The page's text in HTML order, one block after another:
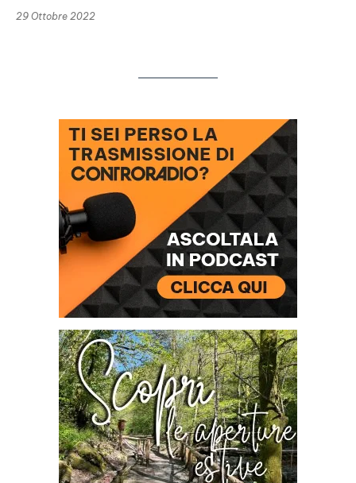
29 Ottobre 2022